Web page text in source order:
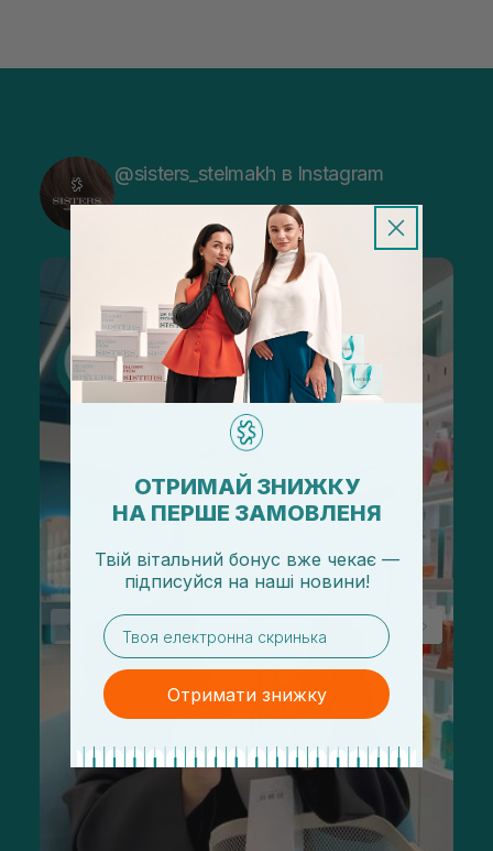
@sisters_stelmakh в Instagram
ОТРИМАЙ ЗНИЖКУ
НА ПЕРШЕ ЗАМОВЛЕНЯ
Твій вітальний бонус вже чекає —
підписуйся на наші новини!
email
Отримати знижку